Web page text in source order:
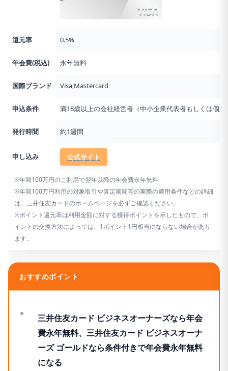
還元率 0.5%
年会費(税込) 永年無料
国際ブランド Visa,Mastercard
申込条件 満18歳以上の会社経営者（中小企業代表者もしくは個
発行時間 約1週間
申し込み 公式サイト
※年間100万円のご利用で翌年以降の年会費永年無料
※年間100万円利用の対象取引や算定期間等の実際の適用条件などの詳細
は、三井住友カードのホームページを必ずご確認ください。
※ポイント還元率は利用金額に対する獲得ポイントを示したもので、ポ
イントの交換方法によっては、1ポイント1円相当にならない場合があり
ます。
おすすめポイント
三井住友カード ビジネスオーナーズなら年会
費永年無料、三井住友カード ビジネスオーナ
ーズ ゴールドなら条件付きで年会費永年無料
になる